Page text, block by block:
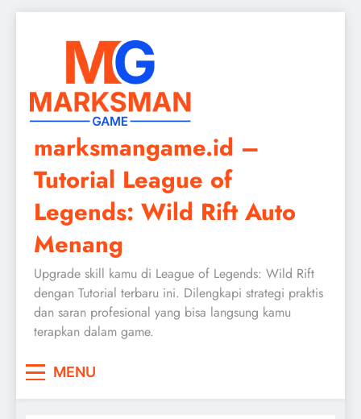
marksmangame.id –
Tutorial League of
Legends: Wild Rift Auto
Menang
Upgrade skill kamu di League of Legends: Wild Rift
dengan Tutorial terbaru ini. Dilengkapi strategi praktis
dan saran profesional yang bisa langsung kamu
terapkan dalam game.
MENU